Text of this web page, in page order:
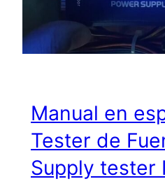
Manual en
Tester de
Supply tester